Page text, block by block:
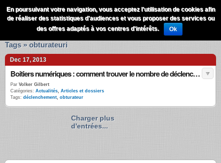
QuestionsPhoto Menu
Tags » obturateuri
Dec 17, 2013
Boitiers numériques : comment trouver le nombre de déclenchements ?
Par Volker Gilbert
Catégories: Actualités, Articles et dossiers
Tags: déclenchement, obturateur
Charger plus
d'entrées...
En poursuivant votre navigation, vous acceptez l'utilisation de cookies afin
de réaliser des statistiques d'audiences et vous proposer des services ou
des offres adaptés à vos centres d'intérêts.
Ok